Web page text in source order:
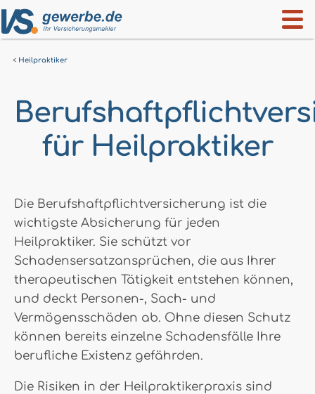
Heilpraktiker
für Heilpraktiker
Die Berufshaftpflichtversicherung ist die
wichtigste Absicherung für jeden
Heilpraktiker. Sie schützt vor
Schadensersatzansprüchen, die aus Ihrer
therapeutischen Tätigkeit entstehen können,
und deckt Personen-, Sach- und
Vermögensschäden ab. Ohne diesen Schutz
können bereits einzelne Schadensfälle Ihre
berufliche Existenz gefährden.
Die Risiken in der Heilpraktikerpraxis sind